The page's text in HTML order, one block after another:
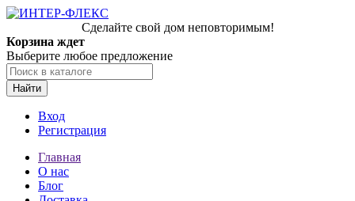
Сделайте свой дом неповторимым!
Корзина ждет
Выберите любое предложение
Найти
Вход
Регистрация
Главная
О нас
Блог